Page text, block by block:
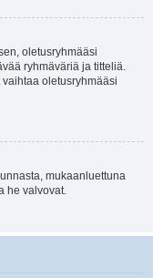
oletusryhmääsi
ryhmäväriä ja titteliä.
oletusryhmääsi
mukaanluettuna
he valvovat.